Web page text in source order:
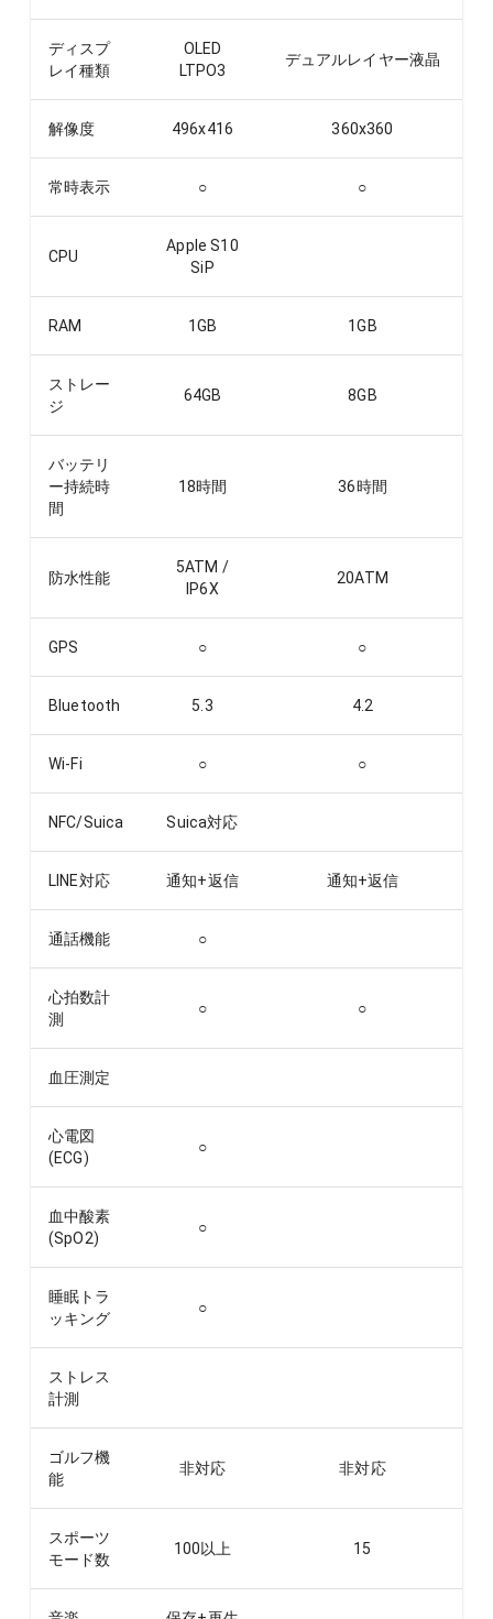
ディスプ
レイ種類
OLED
LTPO3
デュアルレイヤー液晶
解像度 496x416 360x360
常時表示 ○ ○
CPU
Apple S10
SiP
RAM 1GB 1GB
ストレー
ジ
64GB 8GB
バッテリ
ー持続時
間
18時間 36時間
防水性能
5ATM /
IP6X
20ATM
GPS ○ ○
Bluetooth 5.3 4.2
Wi-Fi ○ ○
NFC/Suica Suica対応
LINE対応 通知+返信 通知+返信
通話機能 ○
心拍数計
測
○ ○
血圧測定
心電図
(ECG)
○
血中酸素
(SpO2)
○
睡眠トラ
ッキング
○
ストレス
計測
ゴルフ機
能
非対応 非対応
スポーツ
モード数
100以上 15